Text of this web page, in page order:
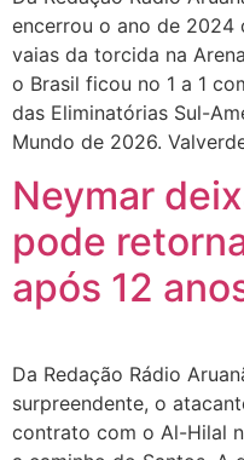
encerrou o ano de 2024
vaias da torcida na
o Brasil ficou no 1 a 1
das Eliminatórias Sul-
Mundo de 2026.
Neymar
pode
após 12
Da Redação Rádio
surpreendente, o
contrato com o Al-Hilal